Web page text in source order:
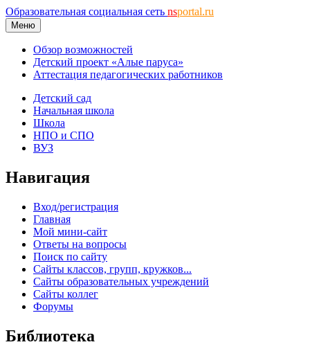
Образовательная социальная сеть nsportal.ru
Меню
Обзор возможностей
Детский проект «Алые паруса»
Аттестация педагогических работников
Детский сад
Начальная школа
Школа
НПО и СПО
ВУЗ
Навигация
Вход/регистрация
Главная
Мой мини-сайт
Ответы на вопросы
Поиск по сайту
Сайты классов, групп, кружков...
Сайты образовательных учреждений
Сайты коллег
Форумы
Библиотека